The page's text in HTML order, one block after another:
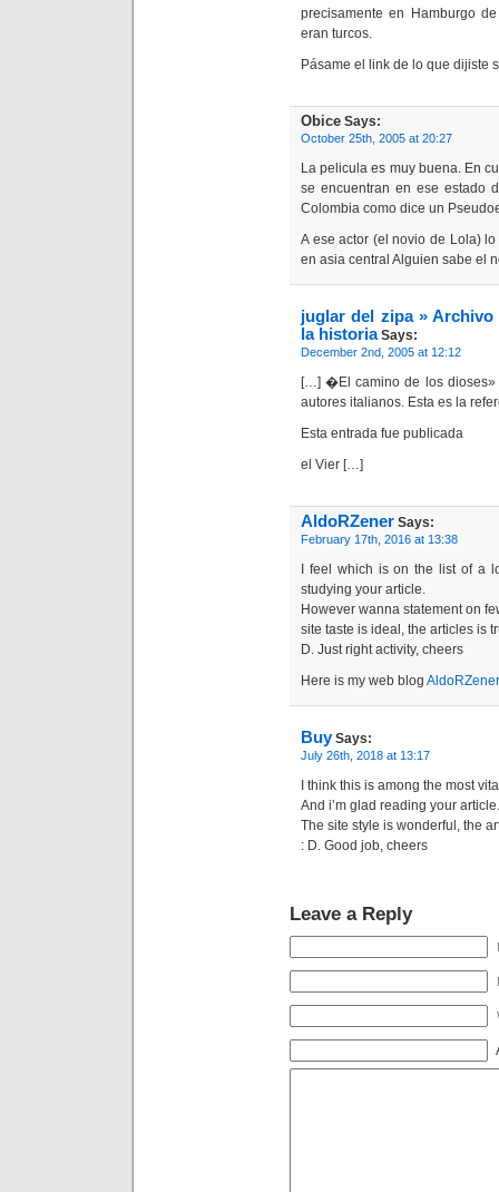
precisamente en Hamburgo
eran turcos.
Pásame el link de lo que dijiste
Obice Says:
October 25th, 2005 at 20:27
La pelicula es muy buena. En
se encuentran en ese estado
Colombia como dice un
A ese actor (el novio de Lola)
en asia central Alguien sabe el
juglar del zipa »
la historiaSays:
December 2nd, 2005 at 12:12
[…] �El camino de los dioses»
autores italianos. Esta es la
Esta entrada fue publicada
el Vier […]
AldoRZener Says:
February 17th, 2016 at 13:38
I feel which is on the list of a
studying your article.
However wanna statement on
site taste is ideal, the articles is
D. Just right activity, cheers
Here is my web blog AldoRZener
BuySays:
July 26th, 2018 at 13:17
I think this is among the most
And i’m glad reading your
The site style is wonderful, the
: D. Good job, cheers
Leave a Reply